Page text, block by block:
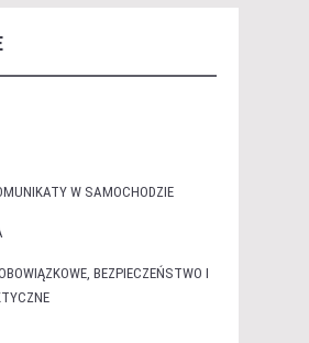
W SAMOCHODZIE
BEZPIECZEŃSTWO I